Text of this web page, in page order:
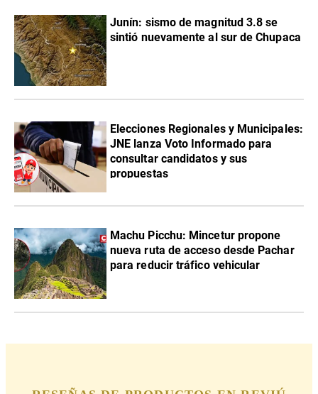
Junín: sismo de magnitud 3.8 se
sintió nuevamente al sur de Chupaca
Elecciones Regionales y Municipales:
JNE lanza Voto Informado para
consultar candidatos y sus
propuestas
Machu Picchu: Mincetur propone
nueva ruta de acceso desde Pachar
para reducir tráfico vehicular